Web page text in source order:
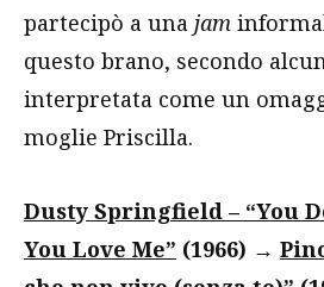
partecipò a una jam
questo brano, secondo
interpretata come un
moglie Priscilla.
Dusty Springfield – “You
You Love Me” (1966) →